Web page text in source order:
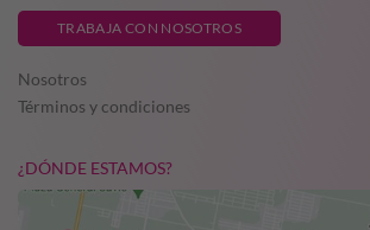
TRABAJA CON NOSOTROS
Nosotros
Términos y condiciones
¿DÓNDE ESTAMOS?